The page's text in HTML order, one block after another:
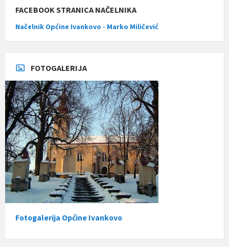
FACEBOOK STRANICA NAČELNIKA
Načelnik Općine Ivankovo - Marko Miličević
FOTOGALERIJA
Fotogalerija Općine Ivankovo